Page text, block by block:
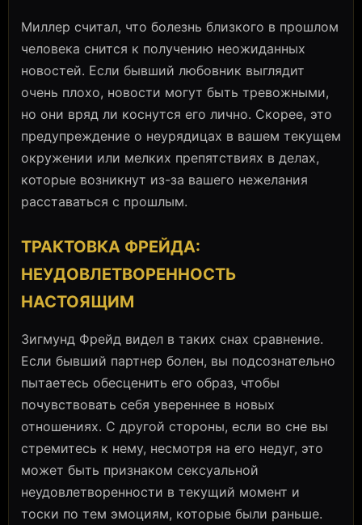
Миллер считал, что болезнь близкого в прошлом
человека снится к получению неожиданных
новостей. Если бывший любовник выглядит
очень плохо, новости могут быть тревожными,
но они вряд ли коснутся его лично. Скорее, это
предупреждение о неурядицах в вашем текущем
окружении или мелких препятствиях в делах,
которые возникнут из-за вашего нежелания
расставаться с прошлым.
ТРАКТОВКА ФРЕЙДА:
НЕУДОВЛЕТВОРЕННОСТЬ
НАСТОЯЩИМ
Зигмунд Фрейд видел в таких снах сравнение.
Если бывший партнер болен, вы подсознательно
пытаетесь обесценить его образ, чтобы
почувствовать себя увереннее в новых
отношениях. С другой стороны, если во сне вы
стремитесь к нему, несмотря на его недуг, это
может быть признаком сексуальной
неудовлетворенности в текущий момент и
тоски по тем эмоциям, которые были раньше.